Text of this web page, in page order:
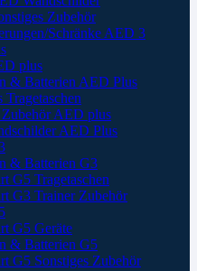
Zubehör
Schränke AED 3
plus
& Batterien AED Plus
Zubehör AED plus
AED Plus
& Batterien G3
G5 Tragetaschen
G3 Trainer Zubehör
G5 Geräte
& Batterien G5
G5 Sonstiges Zubehör